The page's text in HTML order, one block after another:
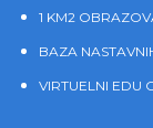
1 KM2
BAZA
VIRTUELNI EDU